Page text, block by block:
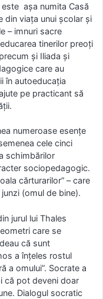
așa numita Casă
din viața unui școlar și
– imnuri sacre
tinerilor preoți
și Iliada și
care au
în autoeducația
pe practicant să
numeroase esențe
cele cinci
schimbărilor
sociopedagogic.
cărturarilor” – care
(omul de bine).
jurul lui Thales
care se
că sunt
a înțeles rostul
a omului”. Socrate a
că pot deveni doar
Dialogul socratic